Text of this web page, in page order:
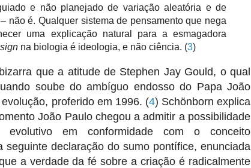
e não planejado de variação aleatória e de
não é. Qualquer sistema de pensamento que nega
uma explicação natural para a esmagadora
na biologia é ideologia, e não ciência. (3)
que a atitude de Stephen Jay Gould, o qual
soube do ambíguo endosso do Papa João
proferido em 1996. (4) Schönborn explica
João Paulo chegou a admitir a possibilidade
em conformidade com o conceito
seguinte declaração do sumo pontífice, enunciada
a verdade da fé sobre a criação é radicalmente